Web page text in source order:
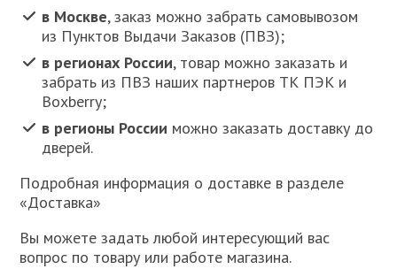
в Москве, заказ можно забрать самовывозом
из Пунктов Выдачи Заказов (ПВЗ);
в регионах России, товар можно заказать и
забрать из ПВЗ наших партнеров ТК ПЭК и
Boxberry;
в регионы России можно заказать доставку до
дверей.
Подробная информация о доставке в разделе
«Доставка»
Вы можете задать любой интересующий вас
вопрос по товару или работе магазина.